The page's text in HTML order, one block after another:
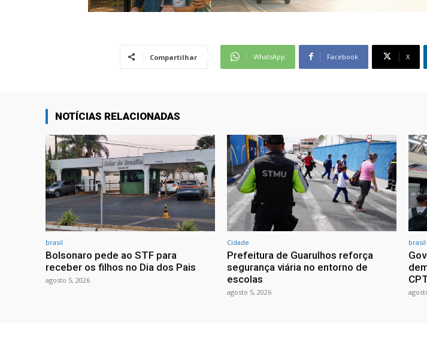
Compartilhar WhatsApp Facebook X
NOTÍCIAS RELACIONADAS
brasil
Bolsonaro pede ao STF para
receber os filhos no Dia dos Pais
agosto 5, 2026
Cidade
Prefeitura de Guarulhos reforça
segurança viária no entorno de
escolas
agosto 5, 2026
brasil